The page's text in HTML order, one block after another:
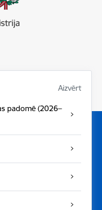
Aizvērt
padomē (2026–